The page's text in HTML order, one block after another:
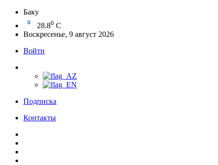
Баку
28.80 C
Воскресенье, 9 август 2026
Войти
Подписка
Контакты